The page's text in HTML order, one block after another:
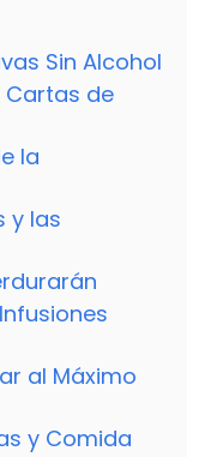
Sin Alcohol
Cartas de
la
y las
al Máximo
y Comida